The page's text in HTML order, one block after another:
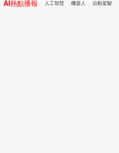
AI熱點播報 人工智慧 機器人 自動駕駛